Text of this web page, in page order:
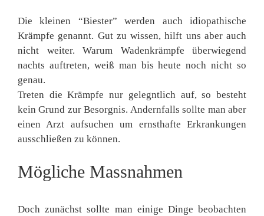
Die kleinen “Biester” werden auch idiopathische
Krämpfe genannt. Gut zu wissen, hilft uns aber auch
nicht weiter. Warum Wadenkrämpfe überwiegend
nachts auftreten, weiß man bis heute noch nicht so
genau.
Treten die Krämpfe nur gelegntlich auf, so besteht
kein Grund zur Besorgnis. Andernfalls sollte man aber
einen Arzt aufsuchen um ernsthafte Erkrankungen
ausschließen zu können.
Mögliche Massnahmen
Doch zunächst sollte man einige Dinge beobachten